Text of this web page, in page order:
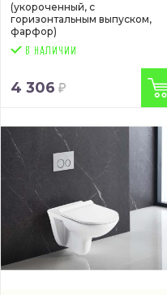
(укороченный, с
горизонтальным выпуском,
фарфор)
4 306